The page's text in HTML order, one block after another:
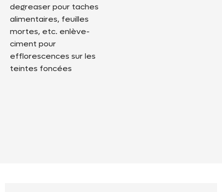
degreaser pour taches
alimentaires, feuilles
mortes, etc. enlève-
ciment pour
efflorescences sur les
teintes foncées